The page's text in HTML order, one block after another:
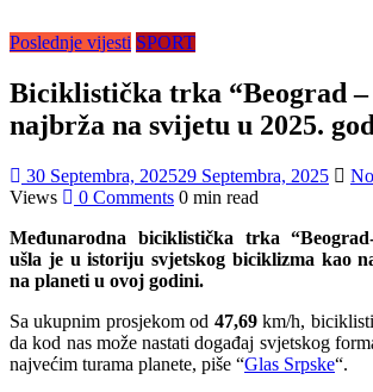
Poslednje vijesti SPORT
Biciklistička trka “Beograd
najbrža na svijetu u 2025.
30 Septembra, 202529 Septembra, 2025
Views
0 Comments 0 min read
Međunarodna biciklistička trka
ušla je u istoriju svjetskog biciklizma kao
na planeti u ovoj godini.
Sa ukupnim prosjekom od 47,69km/h,
da kod nas može nastati događaj svjetskog
najvećim turama planete, piše “Glas Srpske“.